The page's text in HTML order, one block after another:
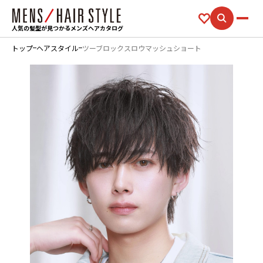
人気の髪型が見つかるメンズヘアカタログ
トップ ヘアスタイル ツーブロックスロウマッシュショート